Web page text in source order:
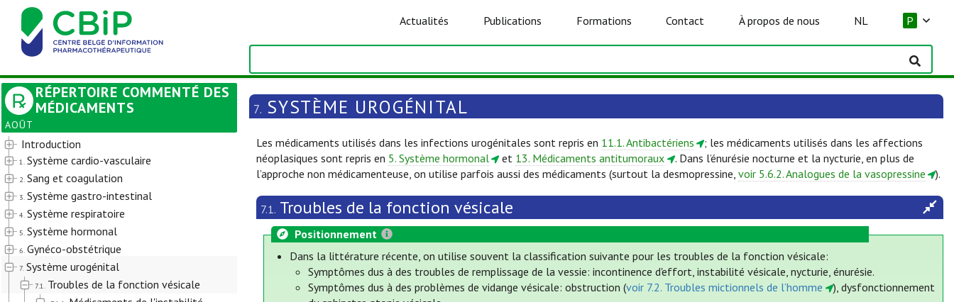
Actualités Publications Formations Contact À propos de nous NL P
RÉPERTOIRE COMMENTÉ DES
MÉDICAMENTS
AOÛT
Introduction
1. Système cardio-vasculaire
2. Sang et coagulation
3. Système gastro-intestinal
4. Système respiratoire
5. Système hormonal
6. Gynéco-obstétrique
7. Système urogénital
7.1. Troubles de la fonction vésicale
7. SYSTÈME UROGÉNITAL
Les médicaments utilisés dans les infections urogénitales sont repris en 11.1. Antibactériens
; les médicaments utilisés dans les affections
néoplasiques sont repris en 5. Système hormonal et 13. Médicaments antitumoraux
. Dans l’énurésie nocturne et la nycturie, en plus de
l’approche non médicamenteuse, on utilise parfois aussi des médicaments (surtout la desmopressine, voir 5.6.2. Analogues de la vasopressine ).
7.1. Troubles de la fonction vésicale
Positionnement
Dans la littérature récente, on utilise souvent la classification suivante pour les troubles de la fonction vésicale:
Symptômes dus à des troubles de remplissage de la vessie: incontinence d'effort, instabilité vésicale, nycturie, énurésie.
Symptômes dus à des problèmes de vidange vésicale: obstruction (voir 7.2. Troubles mictionnels de l’homme
), dysfonctionnement